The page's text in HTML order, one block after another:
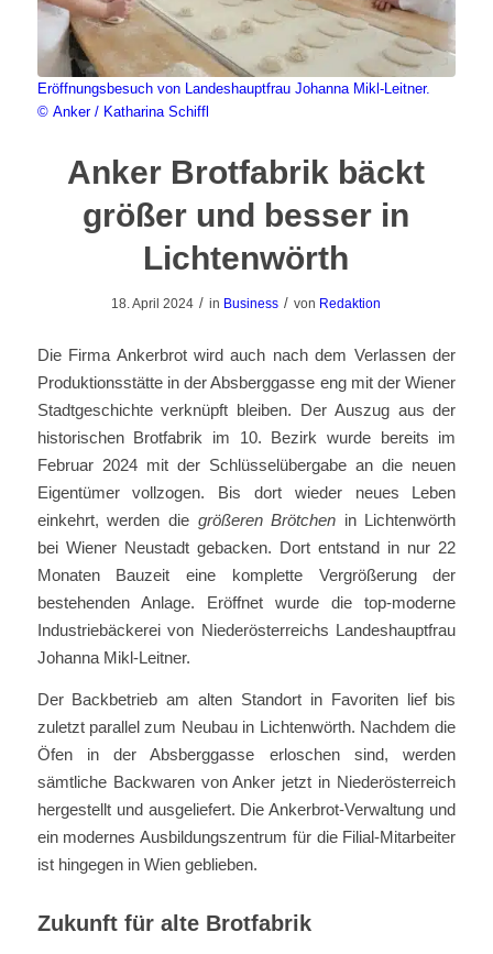
Eröffnungsbesuch von Landeshauptfrau Johanna Mikl-Leitner.
© Anker / Katharina Schiffl
Anker Brotfabrik bäckt
größer und besser in
Lichtenwörth
18. April 2024 / in Business / von Redaktion
Die Firma Ankerbrot wird auch nach dem Verlassen der
Produktionsstätte in der Absberggasse eng mit der Wiener
Stadtgeschichte verknüpft bleiben. Der Auszug aus der
historischen Brotfabrik im 10. Bezirk wurde bereits im
Februar 2024 mit der Schlüsselübergabe an die neuen
Eigentümer vollzogen. Bis dort wieder neues Leben
einkehrt, werden die größeren Brötchen in Lichtenwörth
bei Wiener Neustadt gebacken. Dort entstand in nur 22
Monaten Bauzeit eine komplette Vergrößerung der
bestehenden Anlage. Eröffnet wurde die top-moderne
Industriebäckerei von Niederösterreichs Landeshauptfrau
Johanna Mikl-Leitner.
Der Backbetrieb am alten Standort in Favoriten lief bis
zuletzt parallel zum Neubau in Lichtenwörth. Nachdem die
Öfen in der Absberggasse erloschen sind, werden
sämtliche Backwaren von Anker jetzt in Niederösterreich
hergestellt und ausgeliefert. Die Ankerbrot-Verwaltung und
ein modernes Ausbildungszentrum für die Filial-Mitarbeiter
ist hingegen in Wien geblieben.
Zukunft für alte Brotfabrik